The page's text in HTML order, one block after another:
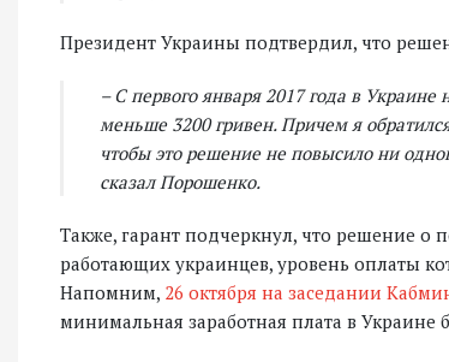
Президент Украины подтвердил, что
– С первого января 2017 года в
меньше 3200 гривен. Причем я
чтобы это решение не повысило ни
сказал Порошенко.
Также, гарант подчеркнул, что решение
работающих украинцев, уровень оплаты
Напомним, 26 октября на заседании
минимальная заработная плата в Украине